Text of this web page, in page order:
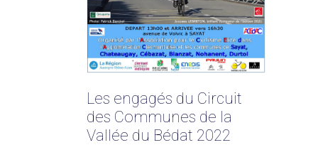
Les engagés du Circuit
des Communes de la
Vallée du Bédat 2022